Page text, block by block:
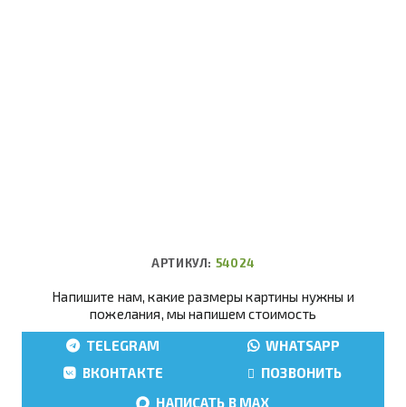
АРТИКУЛ: 54024
Напишите нам, какие размеры картины нужны и
пожелания, мы напишем стоимость
TELEGRAM
WHATSAPP
ВКОНТАКТЕ
ПОЗВОНИТЬ
НАПИСАТЬ В MAX